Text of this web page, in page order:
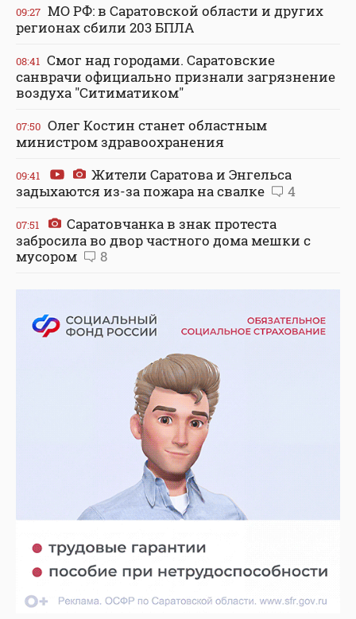
09:27 МО РФ: в Саратовской области и других
регионах сбили 203 БПЛА
08:41 Смог над городами. Саратовские
санврачи официально признали загрязнение
воздуха "Ситиматиком"
07:50 Олег Костин станет областным
министром здравоохранения
09:41
Жители Саратова и Энгельса
задыхаются из-за пожара на свалке
4
07:51
Саратовчанка в знак протеста
забросила во двор частного дома мешки с
мусором
8